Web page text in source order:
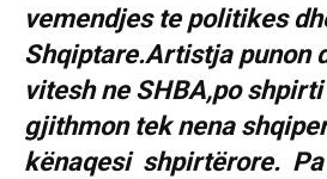
vemendjes te politikes
Shqiptare.Artistja punon
vitesh ne SHBA,po
gjithmon tek nena
kënaqesi shpirtёrore.